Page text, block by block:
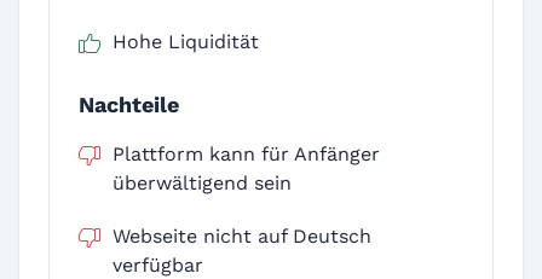
Hohe Liquidität
Nachteile
Plattform kann für Anfänger
überwältigend sein
Webseite nicht auf Deutsch
verfügbar